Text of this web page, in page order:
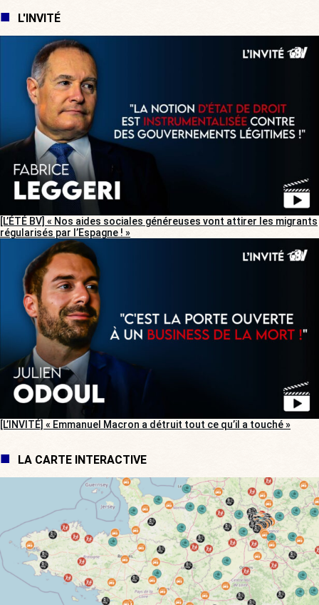
L'INVITÉ
[L’ÉTÉ BV] « Nos aides sociales généreuses vont attirer les migrants
régularisés par l’Espagne ! »
[L’INVITÉ] « Emmanuel Macron a détruit tout ce qu’il a touché »
LA CARTE INTERACTIVE